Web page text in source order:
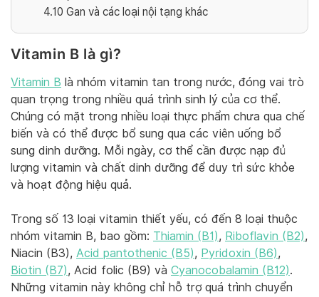
4.10 Gan và các loại nội tạng khác
Vitamin B là gì?
Vitamin B là nhóm vitamin tan trong nước, đóng vai trò
quan trọng trong nhiều quá trình sinh lý của cơ thể.
Chúng có mặt trong nhiều loại thực phẩm chưa qua chế
biến và có thể được bổ sung qua các viên uống bổ
sung dinh dưỡng. Mỗi ngày, cơ thể cần được nạp đủ
lượng vitamin và chất dinh dưỡng để duy trì sức khỏe
và hoạt động hiệu quả.
Trong số 13 loại vitamin thiết yếu, có đến 8 loại thuộc
nhóm vitamin B, bao gồm: Thiamin (B1), Riboflavin (B2),
Niacin (B3), Acid pantothenic (B5), Pyridoxin (B6),
Biotin (B7), Acid folic (B9) và Cyanocobalamin (B12).
Những vitamin này không chỉ hỗ trợ quá trình chuyển